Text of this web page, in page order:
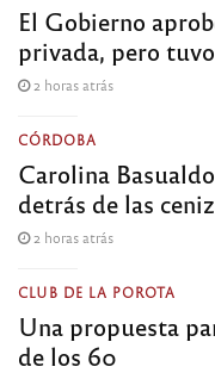
El Gobierno
privada, pero
2 horas atrás
CÓRDOBA
Carolina
detrás de las
2 horas atrás
CLUB DE LA POROTA
Una propuesta
de los 60